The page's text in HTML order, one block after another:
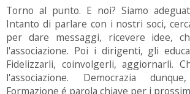
Torno al punto. E noi? Siamo
Intanto di parlare con i nostri soci,
per dare messaggi, ricevere idee,
l'associazione. Poi i dirigenti, gli
Fidelizzarli, coinvolgerli, aggiornarli.
l'associazione. Democrazia
Formazione é parola chiave per i